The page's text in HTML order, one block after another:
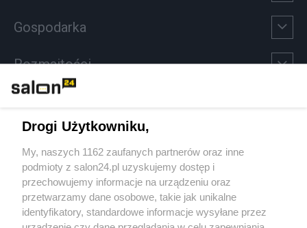
Gospodarka
Rozmaitości
Sport
Społeczeństwo
Kultura
Drogi Użytkowniku,
My, naszych 1162 zaufanych partnerów oraz inne
podmioty z salon24.pl uzyskujemy dostęp i
przechowujemy informacje na urządzeniu oraz
przetwarzamy dane osobowe, takie jak unikalne
identyfikatory, standardowe informacje wysyłane przez